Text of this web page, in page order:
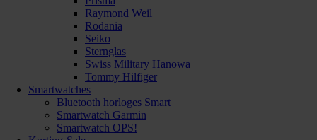
Raymond Weil
Rodania
Seiko
Sternglas
Swiss Military Hanowa
Tommy Hilfiger
Smartwatches
Bluetooth horloges Smart
Smartwatch Garmin
Smartwatch OPS!